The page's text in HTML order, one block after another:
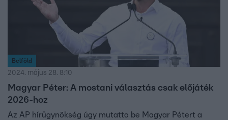
Belföld
2024. május 28. 8:10
Magyar Péter: A mostani választás csak előjáték
2026-hoz
Az AP hírügynökség úgy mutatta be Magyar Pétert a